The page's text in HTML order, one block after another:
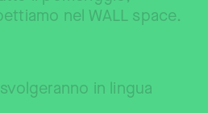
nel WALL space.
in lingua